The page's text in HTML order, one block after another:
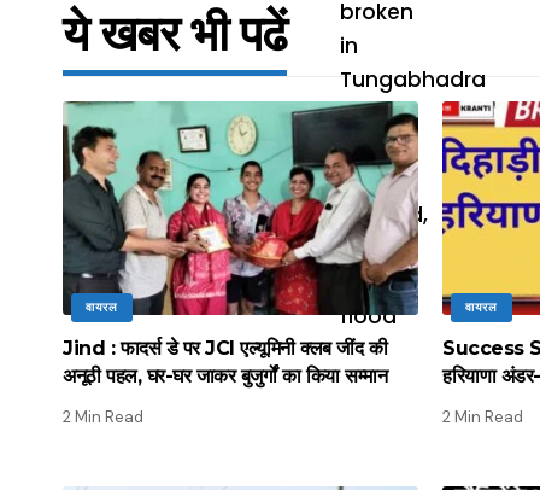
ये खबर भी पढें
वायरल
Jind : फादर्स डे पर JCI एल्यूमिनी क्लब जींद की
अनूठी पहल, घर-घर जाकर बुजुर्गों का किया सम्मान
2 Min Read
वायरल
Success
हरियाणा
2 Min Read